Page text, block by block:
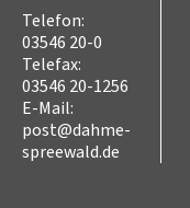
Telefon:
03546 20-0
Telefax:
03546 20-1256
E-Mail:
post@dahme-
spreewald.de